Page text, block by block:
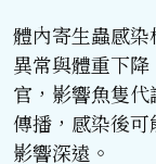
體內寄生蟲感
異常與體重下
官，影響魚隻
傳播，感染後
影響深遠。